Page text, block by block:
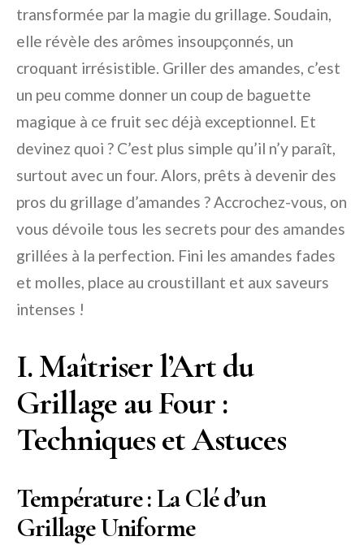
transformée par la magie du grillage. Soudain,
elle révèle des arômes insoupçonnés, un
croquant irrésistible. Griller des amandes, c’est
un peu comme donner un coup de baguette
magique à ce fruit sec déjà exceptionnel. Et
devinez quoi ? C’est plus simple qu’il n’y paraît,
surtout avec un four. Alors, prêts à devenir des
pros du grillage d’amandes ? Accrochez-vous, on
vous dévoile tous les secrets pour des amandes
grillées à la perfection. Fini les amandes fades
et molles, place au croustillant et aux saveurs
intenses !
I. Maîtriser l’Art du
Grillage au Four :
Techniques et Astuces
Température : La Clé d’un
Grillage Uniforme